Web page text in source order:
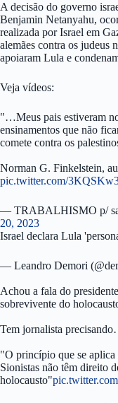
A decisão do governo
Benjamin Netanyahu,
realizada por Israel em
alemães contra os judeus
apoiaram Lula e
Veja vídeos:
"…Meus pais estiveram
ensinamentos que não
comete contra os
Norman G. Finkelstein,
pic.twitter.com/
— TRABALHISMO p/
20, 2023
Israel declara Lula
— Leandro Demori
Achou a fala do
sobrevivente do
Tem jornalista
"O princípio que se aplica
Sionistas não têm direito
holocausto"